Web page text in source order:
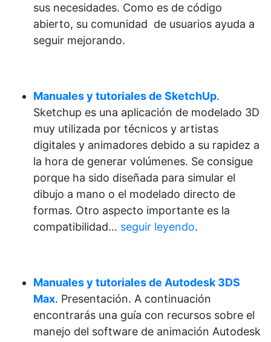
sus necesidades. Como es de código
abierto, su comunidad de usuarios ayuda a
seguir mejorando.
Manuales y tutoriales de SketchUp.
Sketchup es una aplicación de modelado 3D
muy utilizada por técnicos y artistas
digitales y animadores debido a su rapidez a
la hora de generar volúmenes. Se consigue
porque ha sido diseñada para simular el
dibujo a mano o el modelado directo de
formas. Otro aspecto importante es la
compatibilidad… seguir leyendo.
Manuales y tutoriales de Autodesk 3DS
Max. Presentación. A continuación
encontrarás una guía con recursos sobre el
manejo del software de animación Autodesk